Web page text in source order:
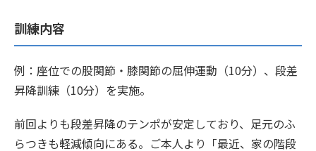
訓練内容
例：座位での股関節・膝関節の屈伸運動（10分）、段差
昇降訓練（10分）を実施。
前回よりも段差昇降のテンポが安定しており、足元のふ
らつきも軽減傾向にある。ご本人より「最近、家の階段